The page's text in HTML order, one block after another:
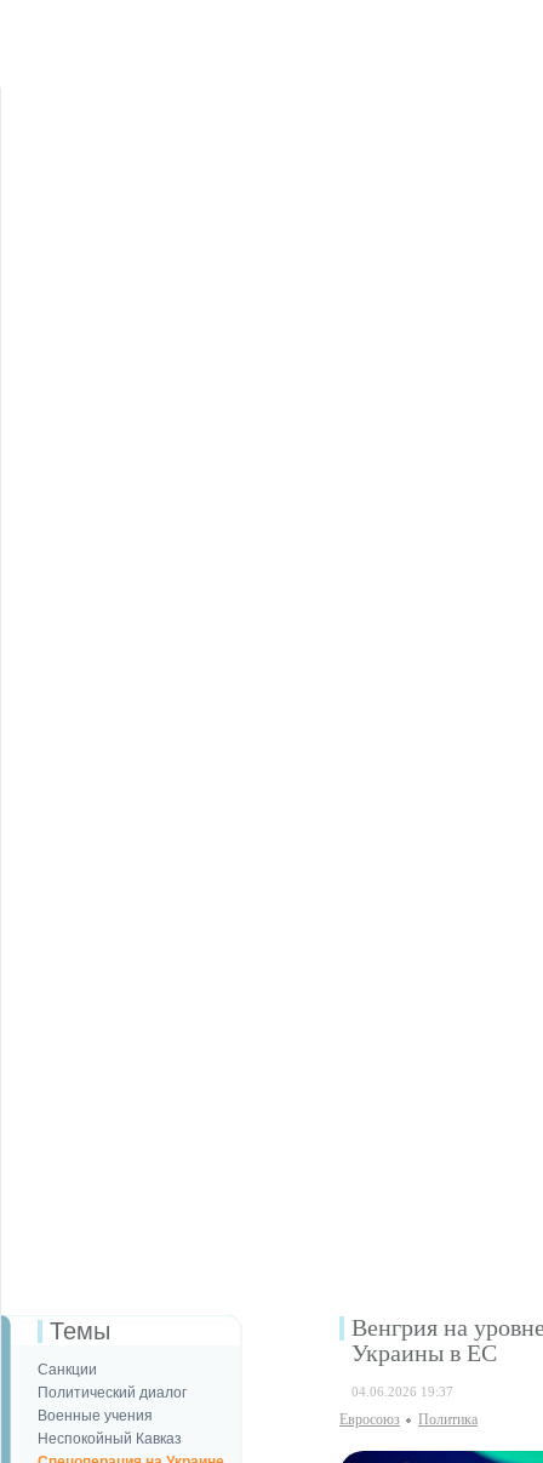
Темы
Санкции
Политический диалог
Военные учения
Неспокойный Кавказ
Венгрия на
Украины в ЕС
04.06.2026 19:37
Евросоюз Политика